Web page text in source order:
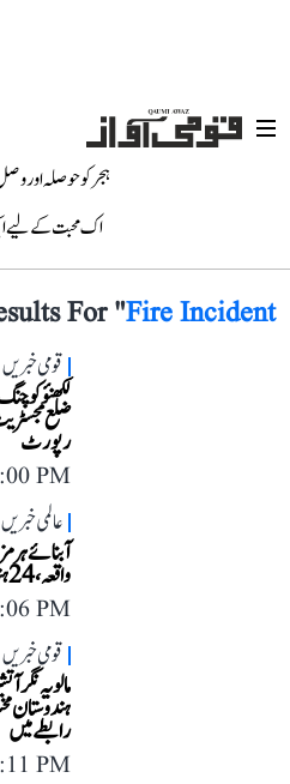
ہجر کو حوصلہ اور
اک محبت کے لیے
For "Fire Incident
قومی خبریں
لکھنؤ
ضلع
رپورٹ
PM
عالمی خبریں
آبنائے
واقعہ، 24 ہندوستانی ملاح محفوظ: حکومتِ ہند
PM
قومی خبریں
مالویہ نگر
رابطے میں
PM